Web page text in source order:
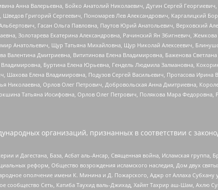
Анна Валерьевна, Бойко Анатолий Николаевич, Дугин Сергей
Григорий Сергеевич, Пономарев Лев Александрович, Каргалицкий
Гасан Ольга Павловна, Паутов Юрий Анатольевич, Верховский
Золотарева Екатерина Александровна, Рачинский Ян Збигневич,
Анатольевич, Щур Татьяна Михайловна, Щур Николай Алексеевич,
Дмитриевна, Вититинова Елена Владимировна, Баженова
Буртина Елена Юрьевна, Гендель Людмила Залмановна,
Елена Владимировна, Подузов Сергей Васильевич, Протасова Ирина
Орлов Олег Петрович, Добровольская Анна Дмитриевна,
Татьяна Иосифовна, Орлов Олег Петрович, Полякова Мара Федоровна,
организаций, признанных в соответствии с
Дагестана, База, Асбат аль-Ансар, Священная война, Исламская группа,
реформ, Общество возрождения исламского наследия, Дом двух
ополчение имени К. Минина и Д. Пожарского, Аджр от Аллаха Субхану
сообщество Сеть, Катиба Таухид валь-Джихад, Хайят Тахрир аш-Шам, Ахлю